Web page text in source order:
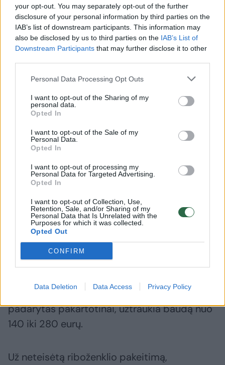
your opt-out. You may separately opt-out of the further
disclosure of your personal information by third parties on the
IAB’s list of downstream participants. This information may
also be disclosed by us to third parties on the IAB’s List of
Downstream Participants that may further disclose it to other
Personal Data Processing Opt Outs
I want to opt-out of the Sharing of my
personal data.
Opted In
I want to opt-out of the Sale of my
Personal Data.
Opted In
I want to opt-out of processing my
Personal Data for Targeted Advertising.
Opted In
I want to opt-out of Collection, Use,
Retention, Sale, and/or Sharing of my
Personal Data that Is Unrelated with the
Purposes for which it was collected.
Opted Out
CONFIRM
Data Deletion Data Access Privacy Policy
Seime – sprendimas, kuris
gali būti svarbus daugeliui
žemės savininkų
Savo
siūloma
liepos neliks dabar už sugadintus riboženklius
gyventojams numatytų baudų. Parlamentarai
taip pat panaikino administracinę
atsakomybę už neteisėtą riboženklio
pastatymą, perdarymą, pašalinimą ar
nukėlimą.
Jei riboženkliai sugadinti ar sunaikinti, o
savininkas jų neatkuria, šiuo metu jam gresia
Toks administracinis nusižengimas,
padarytas pakartotinai, užtraukia baudą nuo
140 iki 280 eurų.
Už neteisėtą riboženklio pakeitimą,